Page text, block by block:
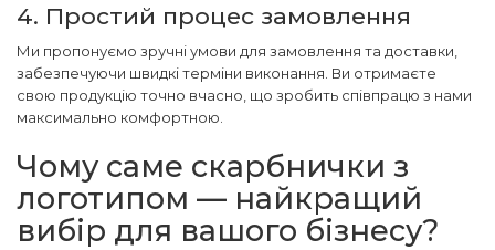
4. Простий процес замовлення
Ми пропонуємо зручні умови для замовлення та доставки,
забезпечуючи швидкі терміни виконання. Ви отримаєте
свою продукцію точно вчасно, що зробить співпрацю з нами
максимально комфортною.
Чому саме скарбнички з
логотипом — найкращий
вибір для вашого бізнесу?